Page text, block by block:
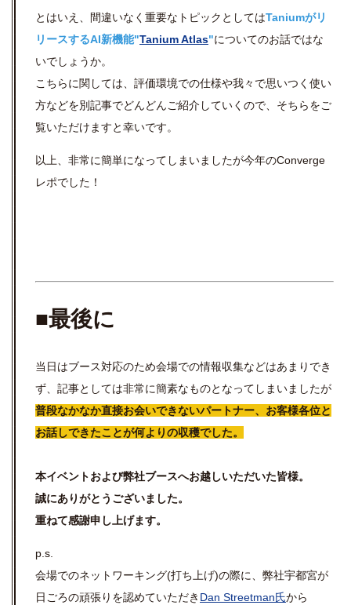
とはいえ、間違いなく重要なトピックとしてはTaniumがリ
リースするAI新機能"Tanium Atlas"についてのお話ではな
いでしょうか。
こちらに関しては、評価環境での仕様や我々で思いつく使い
方などを別記事でどんどんご紹介していくので、そちらをご
覧いただけますと幸いです。
以上、非常に簡単になってしまいましたが今年のConverge
レポでした！
■最後に
当日はブース対応のため会場での情報収集などはあまりでき
ず、記事としては非常に簡素なものとなってしまいましたが
普段なかなか直接お会いできないパートナー、お客様各位と
お話しできたことが何よりの収穫でした。
本イベントおよび弊社ブースへお越しいただいた皆様。
誠にありがとうございました。
重ねて感謝申し上げます。
p.s.
会場でのネットワーキング(打ち上げ)の際に、弊社宇都宮が
日ごろの頑張りを認めていただき Dan Streetman氏から